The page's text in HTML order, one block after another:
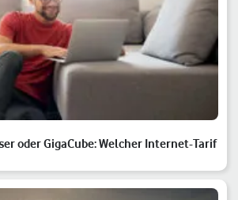
oder GigaCube: Welcher Internet-Tarif